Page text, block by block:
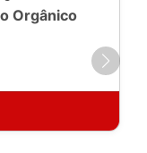
Orgânico